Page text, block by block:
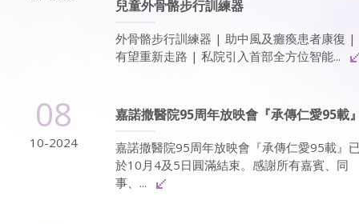
兒童外骨骼步行訓練器
外骨骼步行訓練器 | 助中風及癱瘓患者康復 |
有望重新走路 | 私院引入首部全方位智能...
08
10-2024
嘉諾撒醫院95周年放映會『承傳仁愛95載
嘉諾撒醫院95周年放映會『承傳仁愛95載』
於10月4及5日圓滿結束。感謝所有嘉賓、同
事、...